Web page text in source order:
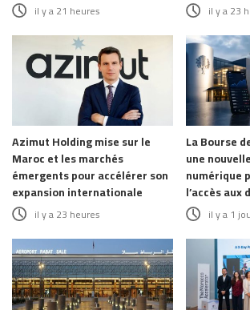
il y a 21 heures il y a 23
Azimut Holding mise sur le
Maroc et les marchés
émergents pour accélérer son
expansion internationale
il y a 23 heures
La Bourse
une
numérique
l’accès aux
il y a 1